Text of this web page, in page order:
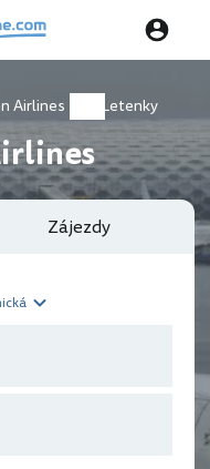
Airlines Letenky
Zájezdy